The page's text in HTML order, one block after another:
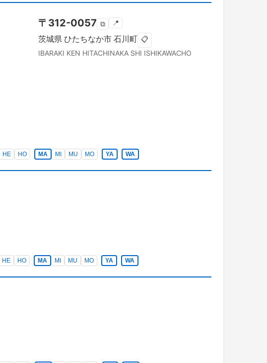
〒 312-0057 ⧉ 📍
茨城県 ひたちなか市 石川町 📋
IBARAKI KEN HITACHINAKA SHI ISHIKAWACHO
HE HO MA MI MU MO YA WA
HE HO MA MI MU MO YA WA